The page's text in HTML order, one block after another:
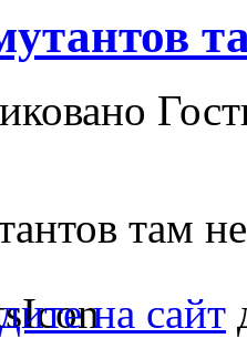
там
на сайт